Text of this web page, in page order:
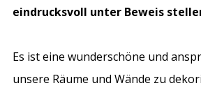
eindrucksvoll unter Beweis
Es ist eine wunderschöne und
unsere Räume und Wände zu